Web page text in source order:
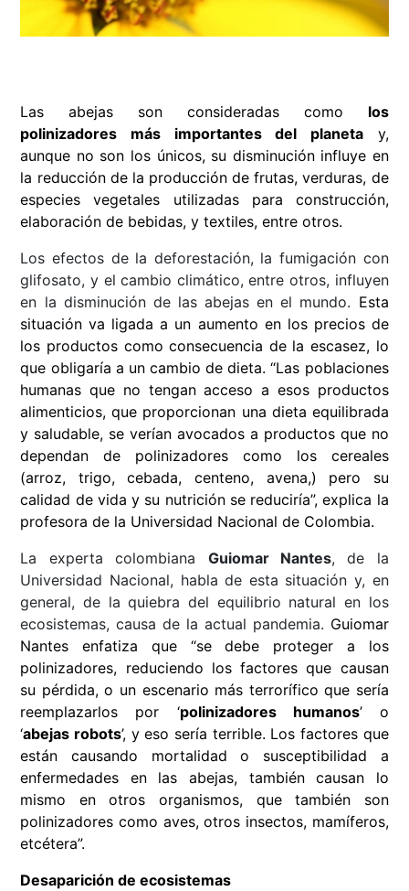
Las abejas son consideradas como los
polinizadores más importantes del planetay,
aunque no son los únicos, su disminución influye en
la reducción de la producción de frutas, verduras, de
especies vegetales utilizadas para construcción,
elaboración de bebidas, y textiles, entre otros.
Los efectos de la deforestación, la fumigación con
glifosato, y el cambio climático, entre otros, influyen
en la disminución de las abejas en el mundo. Esta
situación va ligada a un aumento en los precios de
los productos como consecuencia de la escasez, lo
que obligaría a un cambio de dieta. “Las poblaciones
humanas que no tengan acceso a esos productos
alimenticios, que proporcionan una dieta equilibrada
y saludable, se verían avocados a productos que no
dependan de polinizadores como los cereales
(arroz, trigo, cebada, centeno, avena,) pero su
calidad de vida y su nutrición se reduciría”, explica la
profesorade la Universidad Nacional de Colombia.
La experta colombiana Guiomar Nantes, de la
Universidad Nacional, habla de esta situación y, en
general, de laquiebra del equilibrio natural en los
ecosistemas, causa de la actual pandemia. Guiomar
Nantes enfatiza que “se debe proteger a los
polinizadores, reduciendo los factores que causan
su pérdida, o un escenario más terrorífico que sería
reemplazarlos por ‘polinizadores humanos’ o
‘abejas robots’, y eso sería terrible. Los factores que
están causando mortalidad o susceptibilidad a
enfermedades en las abejas, también causan lo
mismo en otros organismos, que también son
polinizadores como aves, otros insectos, mamíferos,
etcétera”.
Desaparición de ecosistemas